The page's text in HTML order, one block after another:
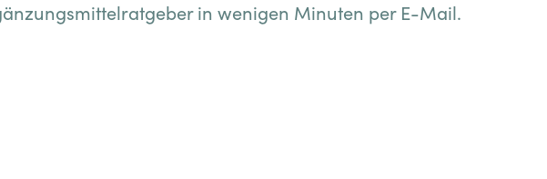
in wenigen Minuten per E-Mail.